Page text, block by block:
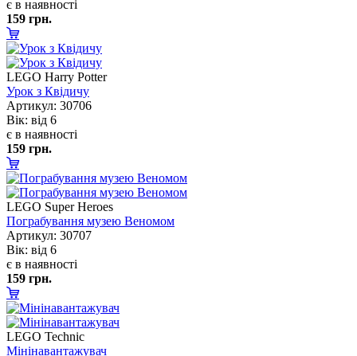
є в наявності
159 грн.
LEGO Harry Potter
Урок з Квідичу
Артикул: 30706
ік: від 6
є в наявності
159 грн.
LEGO Super Heroes
Пограбування музею Веномом
Артикул: 30707
ік: від 6
є в наявності
159 грн.
LEGO Technic
Мінінавантажувач